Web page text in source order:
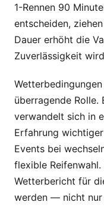
1-Rennen 90
entscheiden,
Dauer erhöht die
Zuverlässigkeit
überragende Rolle.
verwandelt sich in
Erfahrung
Events bei
flexible
Wetterbericht für
werden — nicht nur